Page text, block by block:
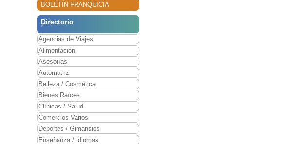
BOLETÍN FRANQUICIA
Directorio
Agencias de Viajes
Alimentación
Asesorías
Automotriz
Belleza / Cosmética
Bienes Raíces
Clínicas / Salud
Comercios Varios
Deportes / Gimansios
Enseñanza / Idiomas